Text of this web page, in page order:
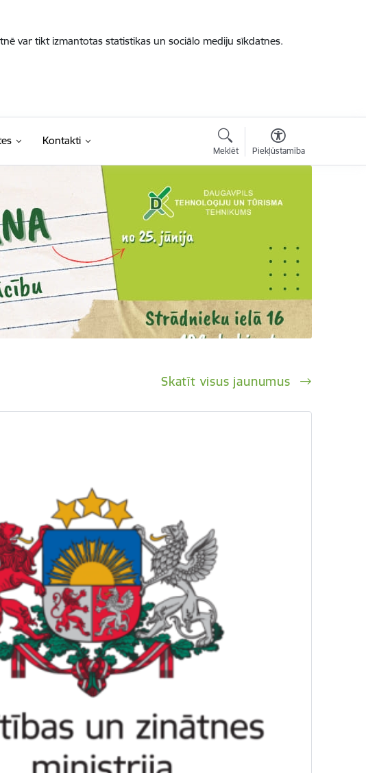
var tikt izmantotas statistikas un sociālo mediju sīkdatnes.
Kontakti
Meklēt Piekļūstamība
Skatīt visus jaunumus